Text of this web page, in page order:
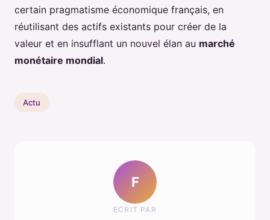
certain pragmatisme économique français, en
réutilisant des actifs existants pour créer de la
valeur et en insufflant un nouvel élan au marché
monétaire mondial.
Actu
F
ECRIT PAR